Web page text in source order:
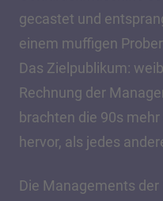
gecastet und
einem muffigen
Das Zielpublikum:
Rechnung der
brachten die 90s
hervor, als jedes
Die Managements